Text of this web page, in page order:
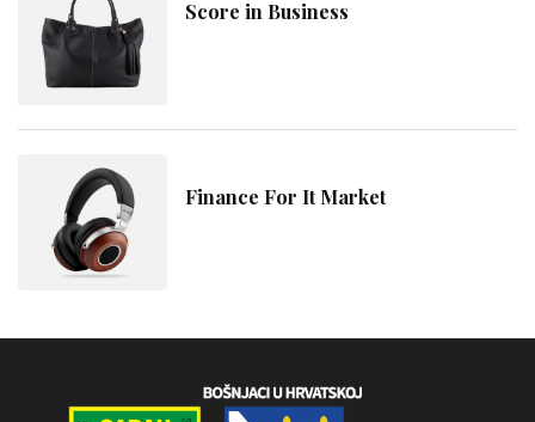
Score in Business
Finance For It Market